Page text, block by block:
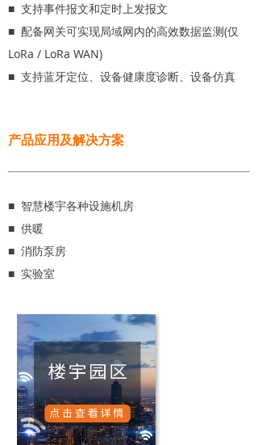
■ 支持事件报文和定时上发报文
■ 配备网关可实现局域网内的高效数据监测(仅
LoRa / LoRa WAN)
■ 支持蓝牙定位、设备健康度诊断、设备仿真
产品应用及解决方案
■ 智慧楼宇各种设施机房
■ 供暖
■ 消防泵房
■ 实验室